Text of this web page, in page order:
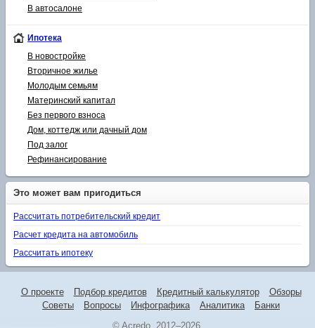
В автосалоне
Ипотека
В новостройке
Вторичное жилье
Молодым семьям
Материнский капитал
Без первого взноса
Дом, коттедж или дачный дом
Под залог
Рефинансирование
Это может вам пригодиться
Рассчитать потребительский кредит
Расчет кредита на автомобиль
Рассчитать ипотеку
О проекте Подбор кредитов Кредитный калькулятор
Обзоры
Советы
Вопросы Инфографика Аналитика Банки
© Acredo, 2012–2026.